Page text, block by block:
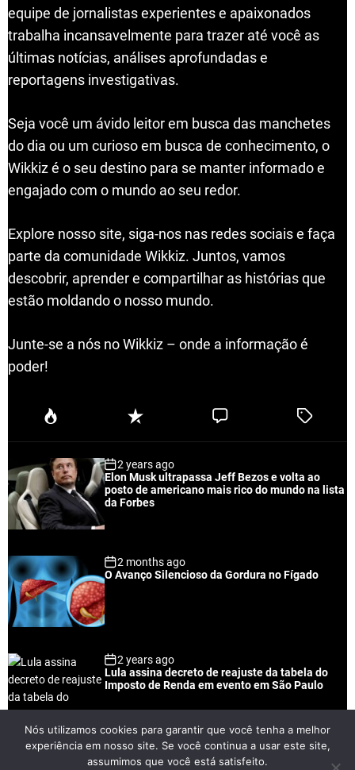
equipe de jornalistas experientes e apaixonados
trabalha incansavelmente para trazer até você as
últimas notícias, análises aprofundadas e
reportagens investigativas.
Seja você um ávido leitor em busca das manchetes
do dia ou um curioso em busca de conhecimento, o
Wikkiz é o seu destino para se manter informado e
engajado com o mundo ao seu redor.
Explore nosso site, siga-nos nas redes sociais e faça
parte da comunidade Wikkiz. Juntos, vamos
descobrir, aprender e compartilhar as histórias que
estão moldando o nosso mundo.
Junte-se a nós no Wikkiz – onde a informação é
poder!
P
u
a
r
R
e
n
t
C
e
T
e
2 years ago
Elon Musk ultrapassa Jeff Bezos e volta ao
posto de americano mais rico do mundo na lista
da Forbes
2 months ago
O Avanço Silencioso da Gordura no Fígado
2 years ago
Lula assina decreto de reajuste da tabela do
Imposto de Renda em evento em São Paulo
2 years ago
Nós utilizamos cookies para garantir que você tenha a melhor
experiência em nosso site. Se você continua a usar este site,
assumimos que você está satisfeito.